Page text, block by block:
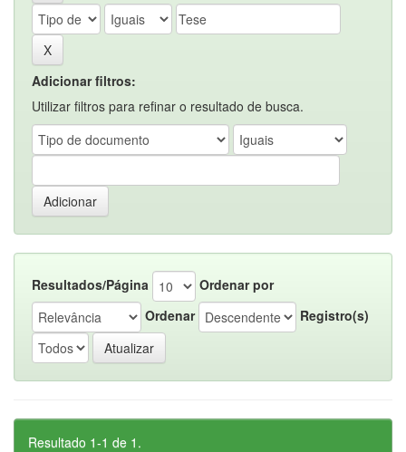
Adicionar filtros:
Utilizar filtros para refinar o resultado de busca.
Resultados/Página
Ordenar por
Ordenar
Registro(s)
Resultado 1-1 de 1.